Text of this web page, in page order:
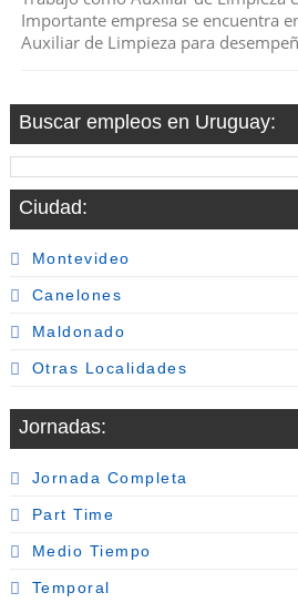
Importante empresa se encuentra
Auxiliar de Limpieza para
Buscar empleos en Uruguay:
Ciudad:
Montevideo
Canelones
Maldonado
Otras Localidades
Jornadas:
Jornada Completa
Part Time
Medio Tiempo
Temporal